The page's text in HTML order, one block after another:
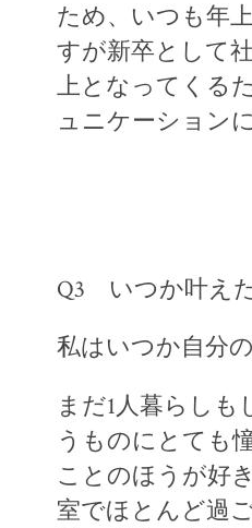
ため、いつも年
すが新卒として
上となってくる
ュニケーション
Q3 いつか叶え
私はいつか自分
まだ1人暮らし
うものにとても
ことのほうが好
室でほとんど過